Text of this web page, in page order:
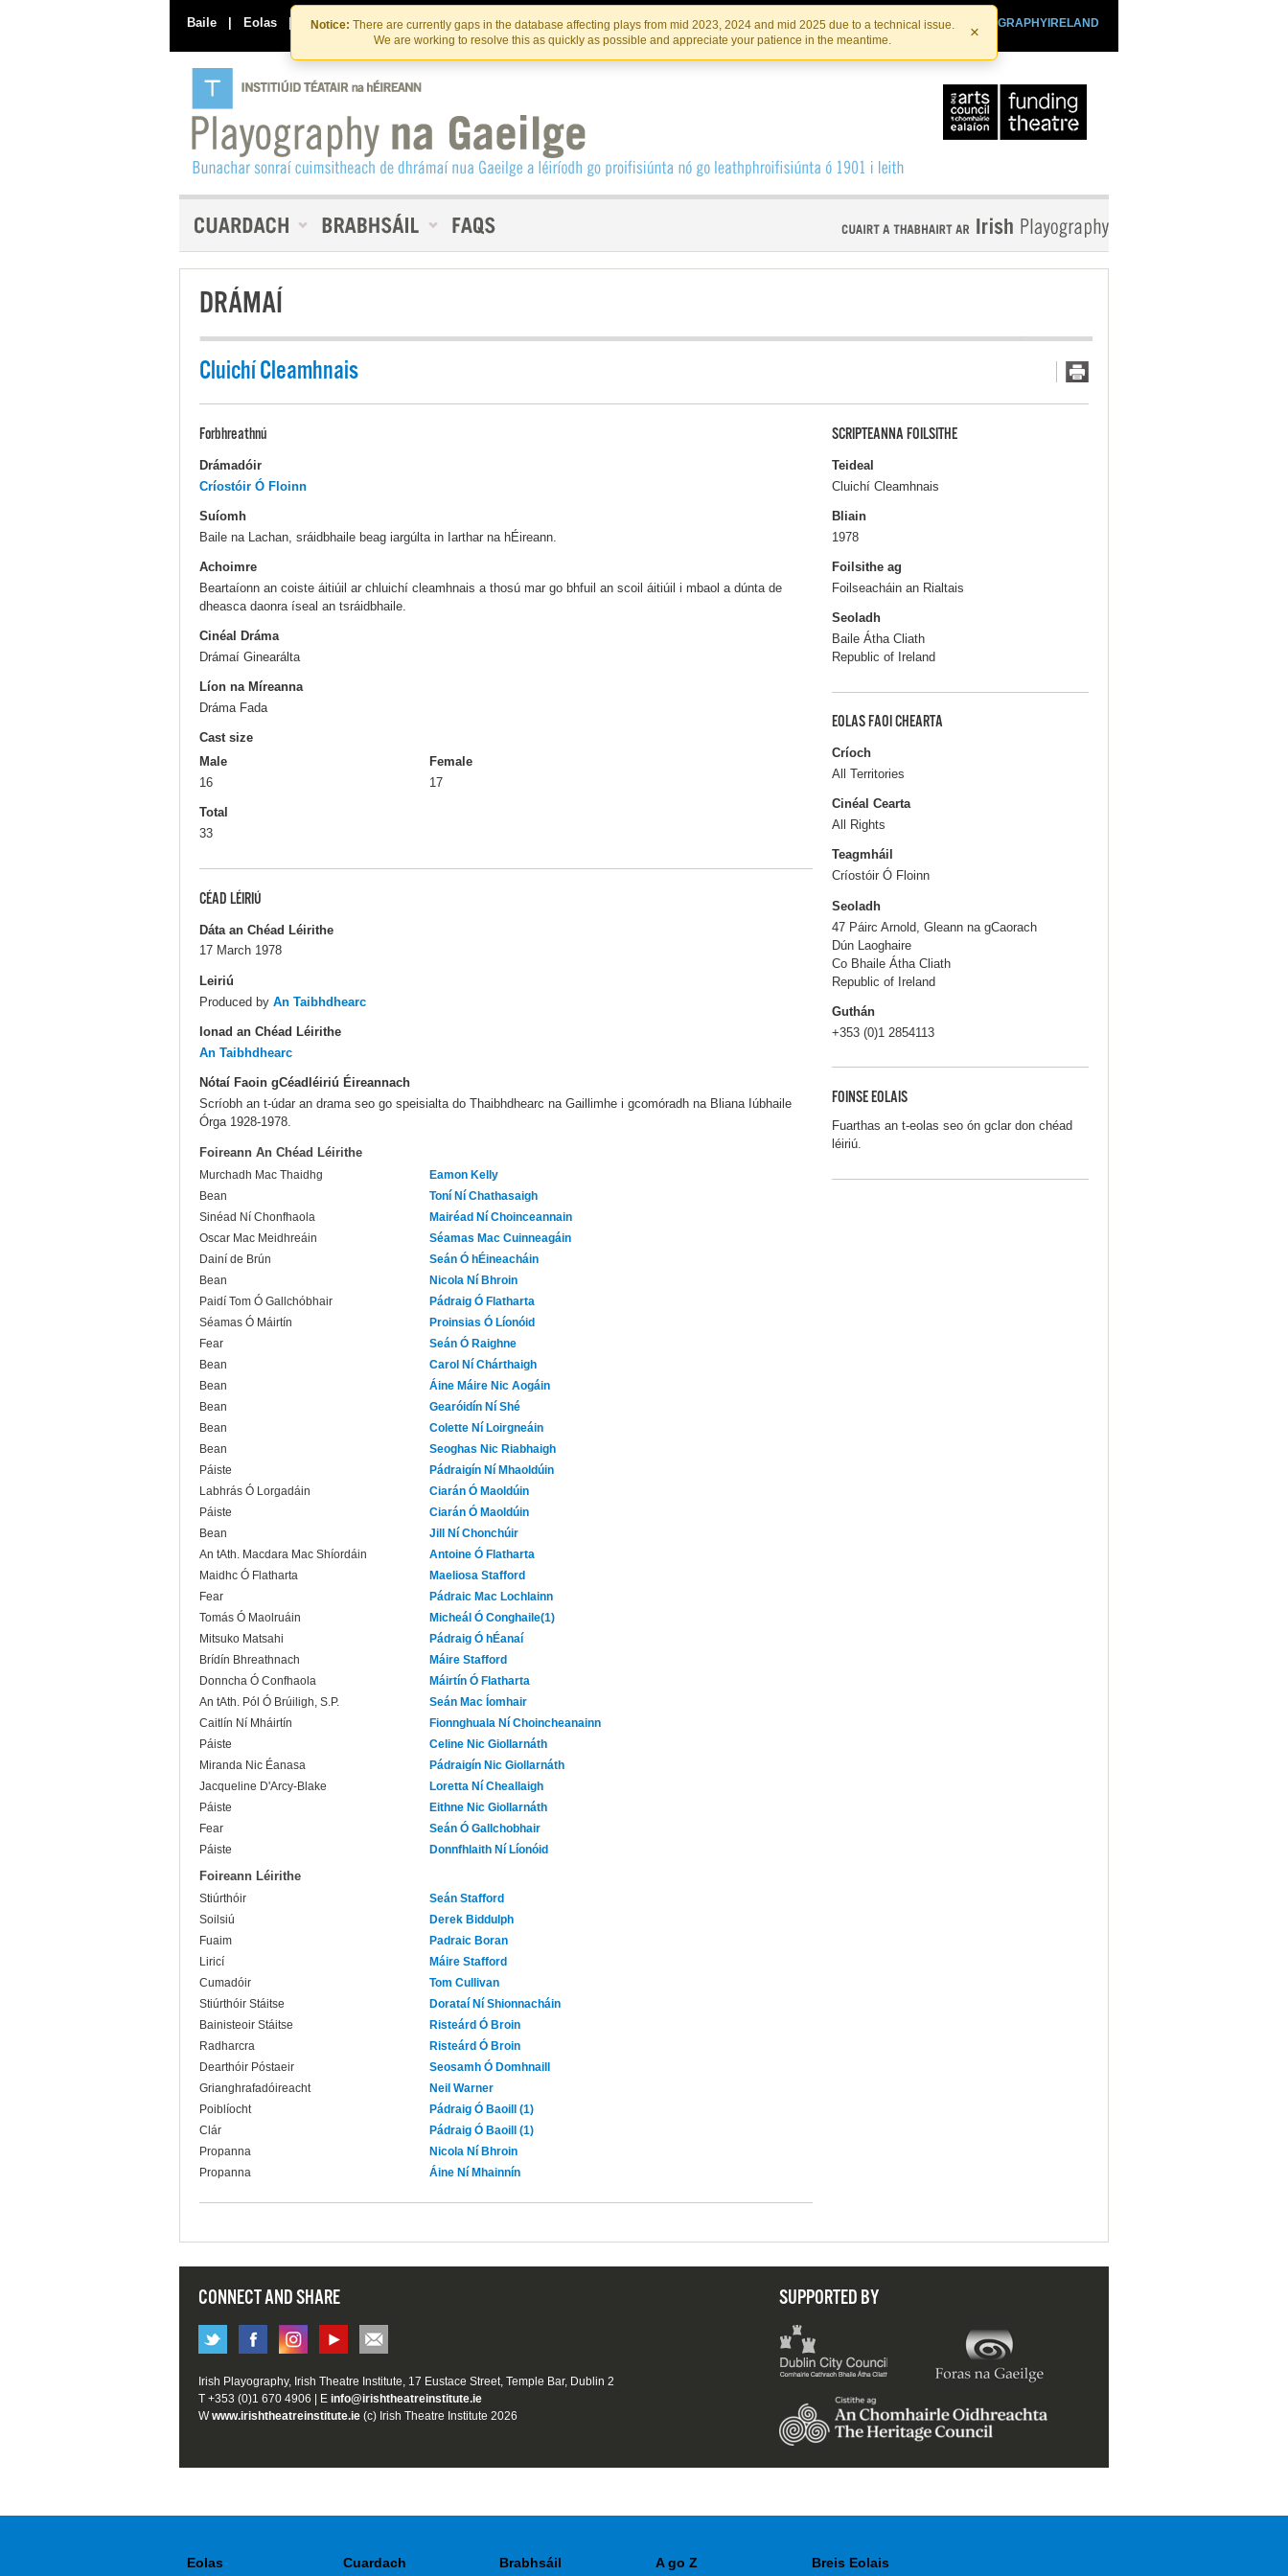
Skip
to
the
content
Skip
to
content
Notice: There are currently gaps in the database affecting plays from mid 2023, 2024 and mid 2025 due to a technical issue.
We are working to resolve this as quickly as possible and appreciate your patience in the meantime.
×
Baile | Eolas | Déan Teagmháil Linn PLAYOGRAPHYIRELAND
IRISHTHEATRE.IE
INSTITIúID TéATAIR NA HÉIREANN
DRÁMAÍ
Cluichí Cleamhnais
Forbhreathnú
Drámadóir
Críostóir Ó Floinn
Suíomh
Baile na Lachan, sráidbhaile beag iargúlta in Iarthar na hÉireann.
Achoimre
Beartaíonn an coiste áitiúil ar chluichí cleamhnais a thosú mar go bhfuil an scoil áitiúil i mbaol a dúnta de
dheasca daonra íseal an tsráidbhaile.
Cinéal Dráma
Drámaí Ginearálta
Líon na Míreanna
Dráma Fada
Cast size
Male
16
Female
17
Total
33
CÉAD LÉIRIÚ
Dáta an Chéad Léirithe
17 March 1978
Leiriú
Produced by An Taibhdhearc
Ionad an Chéad Léirithe
An Taibhdhearc
Nótaí Faoin gCéadléiriú Éireannach
Scríobh an t-údar an drama seo go speisialta do Thaibhdhearc na Gaillimhe i gcomóradh na Bliana Iúbhaile
Órga 1928-1978.
Foireann An Chéad Léirithe
Murchadh Mac Thaidhg
Eamon Kelly
Bean
Toní Ní Chathasaigh
Sinéad Ní Chonfhaola
Mairéad Ní Choinceannain
Oscar Mac Meidhreáin
Séamas Mac Cuinneagáin
Dainí de Brún
Seán Ó hÉineacháin
Bean
Nicola Ní Bhroin
Paidí Tom Ó Gallchóbhair
Pádraig Ó Flatharta
Séamas Ó Máirtín
Proinsias Ó Líonóid
Fear
Seán Ó Raighne
Bean
Carol Ní Chárthaigh
Bean
Áine Máire Nic Aogáin
Bean
Gearóidín Ní Shé
Bean
Colette Ní Loirgneáin
Bean
Seoghas Nic Riabhaigh
Páiste
Pádraigín Ní Mhaoldúin
Labhrás Ó Lorgadáin
Ciarán Ó Maoldúin
Páiste
Ciarán Ó Maoldúin
Bean
Jill Ní Chonchúir
An tAth. Macdara Mac Shíordáin
Antoine Ó Flatharta
Maidhc Ó Flatharta
Maeliosa Stafford
Fear
Pádraic Mac Lochlainn
Tomás Ó Maolruáin
Micheál Ó Conghaile(1)
Mitsuko Matsahi
Pádraig Ó hÉanaí
Brídín Bhreathnach
Máire Stafford
Donncha Ó Confhaola
Máirtín Ó Flatharta
An tAth. Pól Ó Brúiligh, S.P.
Seán Mac Íomhair
Caitlín Ní Mháirtín
Fionnghuala Ní Choincheanainn
Páiste
Celine Nic Giollarnáth
Miranda Nic Éanasa
Pádraigín Nic Giollarnáth
Jacqueline D'Arcy-Blake
Loretta Ní Cheallaigh
Páiste
Eithne Nic Giollarnáth
Fear
Seán Ó Gallchobhair
Páiste
Donnfhlaith Ní Líonóid
Foireann Léirithe
Stiúrthóir
Seán Stafford
Soilsiú
Derek Biddulph
Fuaim
Padraic Boran
Liricí
Máire Stafford
Cumadóir
Tom Cullivan
Stiúrthóir Stáitse
Dorataí Ní Shionnacháin
Bainisteoir Stáitse
Risteárd Ó Broin
Radharcra
Risteárd Ó Broin
Dearthóir Póstaeir
Seosamh Ó Domhnaill
Grianghrafadóireacht
Neil Warner
Poiblíocht
Pádraig Ó Baoill (1)
Clár
Pádraig Ó Baoill (1)
Propanna
Nicola Ní Bhroin
Propanna
Áine Ní Mhainnín
SCRIPTEANNA FOILSITHE
Teideal
Cluichí Cleamhnais
Bliain
1978
Foilsithe ag
Foilseacháin an Rialtais
Seoladh
Baile Átha Cliath
Republic of Ireland
EOLAS FAOI CHEARTA
Críoch
All Territories
Cinéal Cearta
All Rights
Teagmháil
Críostóir Ó Floinn
Seoladh
47 Páirc Arnold, Gleann na gCaorach
Dún Laoghaire
Co Bhaile Átha Cliath
Republic of Ireland
Guthán
+353 (0)1 2854113
FOINSE EOLAIS
Fuarthas an t-eolas seo ón gclar don chéad
léiriú.
CONNECT AND SHARE SUPPORTED BY
Irish Playography, Irish Theatre Institute, 17 Eustace Street, Temple Bar, Dublin 2
T +353 (0)1 670 4906 | E info@irishtheatreinstitute.ie
Wwww.irishtheatreinstitute.ie (c) Irish Theatre Institute 2026
Eolas Cuardach Brabhsáil A go Z Breis Eolais